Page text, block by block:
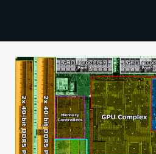
TECHBBS
TIETOA
HINTA.FI
KAUPPA
VAIHDA TEEMA